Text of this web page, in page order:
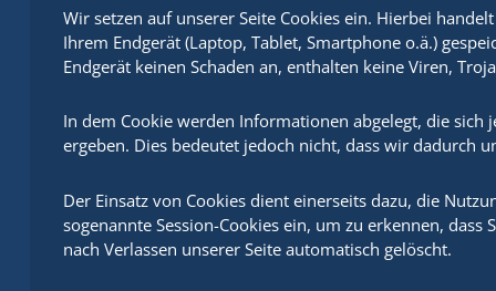
Wir setzen auf unserer Seite Cookies ein. Hierbei
Ihrem Endgerät (Laptop, Tablet, Smartphone o.ä.)
Endgerät keinen Schaden an, enthalten keine Viren,
In dem Cookie werden Informationen abgelegt, die
ergeben. Dies bedeutet jedoch nicht, dass wir dadurch
Der Einsatz von Cookies dient einerseits dazu, die
sogenannte Session-Cookies ein, um zu erkennen,
nach Verlassen unserer Seite automatisch gelöscht.